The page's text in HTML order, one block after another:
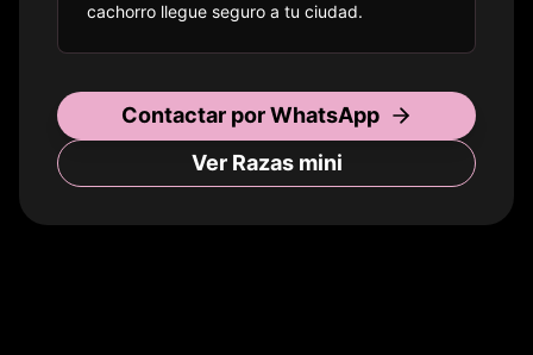
cachorro llegue seguro a tu ciudad.
Contactar por WhatsApp
Ver Razas mini